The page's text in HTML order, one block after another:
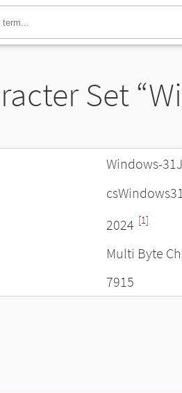
Set
Windows-31J
2024 [1]
Multi Byte
7915